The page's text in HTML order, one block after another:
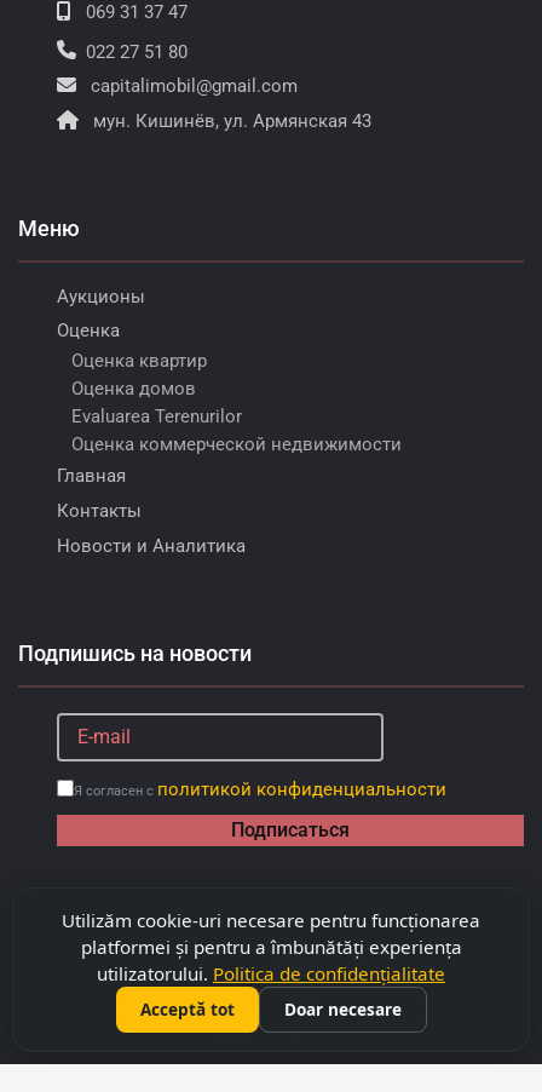
Utilizăm cookie-uri necesare pentru funcționarea
platformei și pentru a îmbunătăți experiența
utilizatorului. Politica de confidențialitate
Acceptă tot Doar necesare
069 31 37 47
022 27 51 80
capitalimobil@gmail.com
мун. Кишинёв, ул. Армянская 43
Меню
Аукционы
Оценка
Оценка квартир
Оценка домов
Evaluarea Terenurilor
Оценка коммерческой недвижимости
Главная
Контакты
Новости и Аналитика
Подпишись на новости
Я согласен с политикой конфиденциальности
Подписаться
Copyright "Capitalimobil" SRL